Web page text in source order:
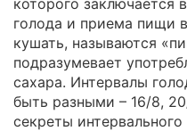
голода и приема пищи
кушать, называются
подразумевает
сахара. Интервалы
быть разными – 16/8,
секреты интервального